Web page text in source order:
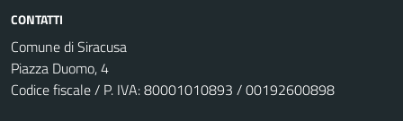
CONTATTI
Comune di Siracusa
Piazza Duomo, 4
Codice fiscale / P. IVA: 80001010893 / 00192600898